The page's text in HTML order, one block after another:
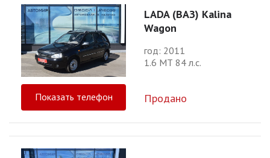
LADA (ВАЗ) Kalina
Wagon
год: 2011
1.6 МТ 84 л.с.
Показать телефон Продано